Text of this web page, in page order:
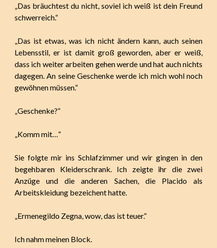
„Das bräuchtest du nicht, soviel ich weiß ist dein Freund
schwerreich.“
„Das ist etwas, was ich nicht ändern kann, auch seinen
Lebensstil, er ist damit groß geworden, aber er weiß,
dass ich weiter arbeiten gehen werde und hat auch nichts
dagegen. An seine Geschenke werde ich mich wohl noch
gewöhnen müssen.“
„Geschenke?“
„Komm mit…“
Sie folgte mir ins Schlafzimmer und wir gingen in den
begehbaren Kleiderschrank. Ich zeigte ihr die zwei
Anzüge und die anderen Sachen, die Placido als
Arbeitskleidung bezeichent hatte.
„Ermenegildo Zegna, wow, das ist teuer.“
Ich nahm meinen Block.